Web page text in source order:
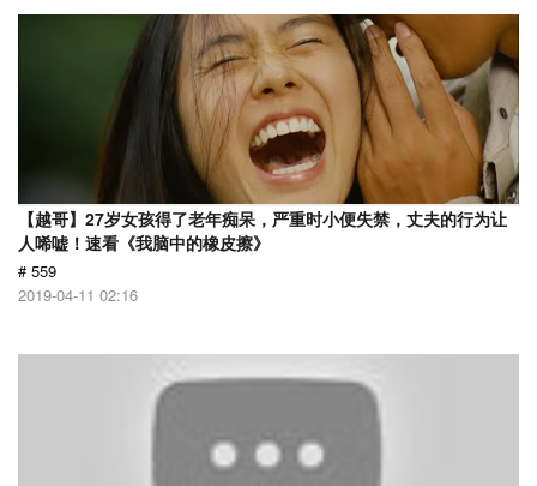
【越哥】27岁女孩得了老年痴呆，严重时小便失禁，丈夫的行为让
人唏嘘！速看《我脑中的橡皮擦》
# 559
2019-04-11 02:16